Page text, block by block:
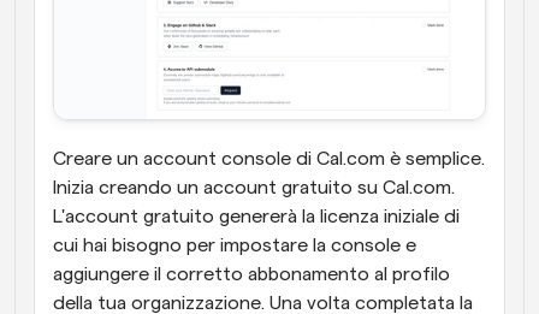
Creare un account console di Cal.com è semplice.
Inizia creando un account gratuito su Cal.com.
L'account gratuito genererà la licenza iniziale di
cui hai bisogno per impostare la console e
aggiungere il corretto abbonamento al profilo
della tua organizzazione. Una volta completata la